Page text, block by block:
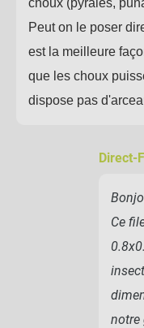
choux (pyrales,
Peut on le poser
est la meilleure
que les choux
dispose pas
Direct-
Ce
notre